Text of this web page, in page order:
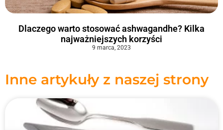
Dlaczego warto stosować ashwagandhe? Kilka
najważniejszych korzyści
9 marca, 2023
Inne artykuły z naszej strony